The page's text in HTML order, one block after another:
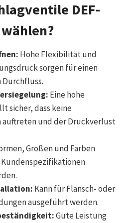
DEF-
Hohe Flexibilität und
sorgen für einen
Eine hohe
sicher, dass keine
auftreten und der Druckverlust
Größen und Farben
Kundenspezifikationen
Kann für Flansch- oder
ausgeführt werden.
Gute Leistung